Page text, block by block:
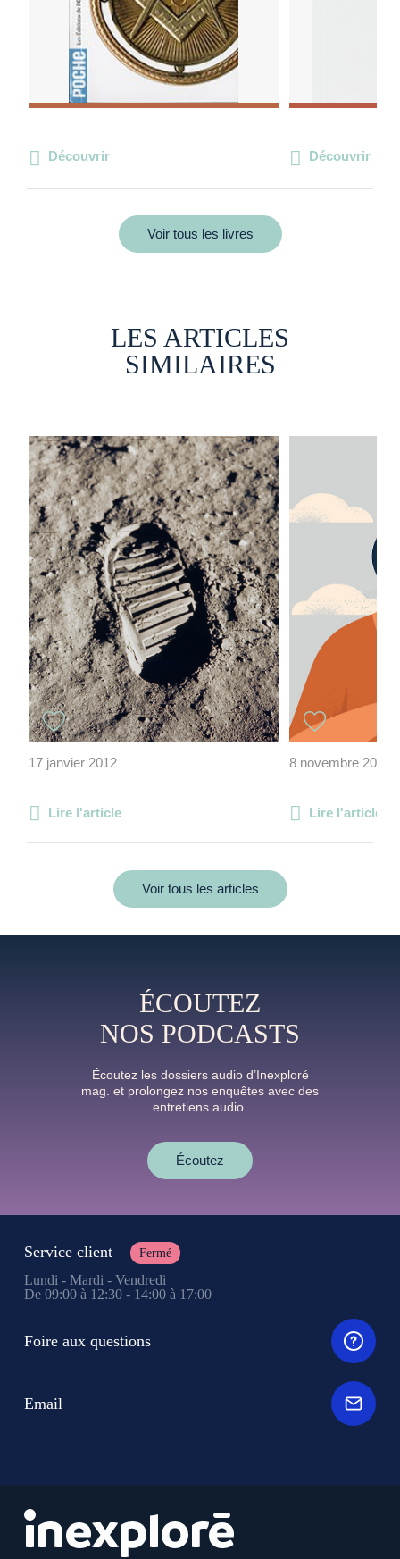
Découvrir Découvrir
Voir tous les livres
LES ARTICLES
SIMILAIRES
17 janvier 2012
Lire l'article
8 novembre 2022
Lire l'article
Voir tous les articles
ÉCOUTEZ
NOS PODCASTS
Écoutez les dossiers audio d’Inexploré
mag. et prolongez nos enquêtes avec des
entretiens audio.
Écoutez
Service client Fermé
Lundi - Mardi - Vendredi
De 09:00 à 12:30 - 14:00 à 17:00
Foire aux questions
Email